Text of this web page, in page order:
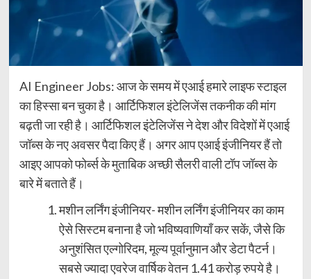
AI Engineer Jobs: आज के समय में एआई हमारे लाइफ स्टाइल
का हिस्सा बन चुका है। आर्टिफिशल इंटेलिजेंस तकनीक की मांग
बढ़ती जा रही है। आर्टिफिशल इंटेलिजेंस ने देश और विदेशों में एआई
जॉब्स के नए अवसर पैदा किए हैं। अगर आप एआई इंजीनियर हैं तो
आइए आपको फोर्ब्स के मुताबिक अच्छी सैलरी वाली टॉप जॉब्स के
बारे में बताते हैं।
मशीन लर्निंग इंजीनियर- मशीन लर्निंग इंजीनियर का काम
ऐसे सिस्टम बनाना है जो भविष्यवाणियाँ कर सकें, जैसे कि
अनुशंसित एल्गोरिदम, मूल्य पूर्वानुमान और डेटा पैटर्न।
सबसे ज्यादा एवरेज वार्षिक वेतन 1.41 करोड़ रुपये है।